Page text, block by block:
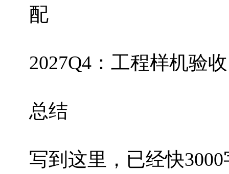
配
2027Q4：工程样机验
总结
写到这里，已经快